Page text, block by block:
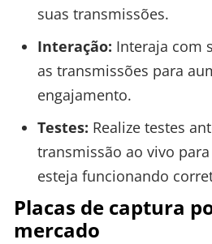
suas transmissões.
Interação: Interaja com
as transmissões para
engajamento.
Testes: Realize testes
transmissão ao vivo
esteja funcionando
Placas de captura
mercado